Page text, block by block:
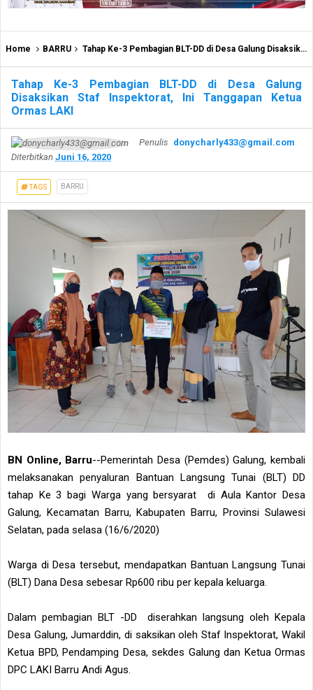
Home BARRU Tahap Ke-3 Pembagian BLT-DD di Desa Galung Disaksikan Staf Inspektorat, Ini Tanggapan Ketua Ormas LAKI
Tahap Ke-3 Pembagian BLT-DD di Desa Galung
Disaksikan Staf Inspektorat, Ini Tanggapan Ketua
Ormas LAKI
Penulis donycharly433@gmail.com
Diterbitkan Juni 16, 2020
TAGS BARRU
BN Online, Barru--Pemerintah Desa (Pemdes) Galung, kembali
melaksanakan penyaluran Bantuan Langsung Tunai (BLT) DD
tahap Ke 3 bagi Warga yang bersyarat di Aula Kantor Desa
Galung, Kecamatan Barru, Kabupaten Barru, Provinsi Sulawesi
Selatan, pada selasa (16/6/2020)
Warga di Desa tersebut, mendapatkan Bantuan Langsung Tunai
(BLT) Dana Desa sebesar Rp600 ribu per kepala keluarga.
Dalam pembagian BLT -DD diserahkan langsung oleh Kepala
Desa Galung, Jumarddin, di saksikan oleh Staf Inspektorat, Wakil
Ketua BPD, Pendamping Desa, sekdes Galung dan Ketua Ormas
DPC LAKI Barru Andi Agus.